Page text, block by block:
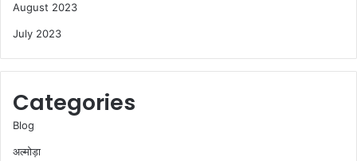
August 2023
July 2023
Categories
Blog
अल्मोड़ा